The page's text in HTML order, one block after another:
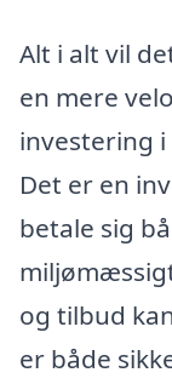
Alt i alt vil
en mere
investering i
Det er en
betale sig
og tilbud
er både